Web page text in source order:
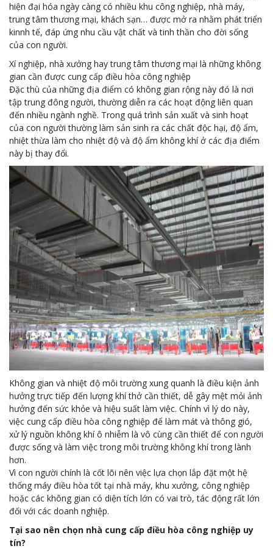
hiện đại hóa ngày càng có nhiều khu công nghiệp, nhà máy,
trung tâm thương mại, khách sạn… được mở ra nhằm phát triển
kinnh tế, đáp ứng nhu cầu vật chất và tinh thần cho đời sống
của con người.
Xí nghiệp, nhà xưởng hay trung tâm thương mại là những không
gian cần được cung cấp điều hòa công nghiệp
Đặc thù của những địa điểm có không gian rộng này đó là nơi
tập trung đông người, thường diễn ra các hoạt động liên quan
đến nhiều ngành nghề. Trong quá trình sản xuất và sinh hoạt
của con người thường làm sản sinh ra các chất độc hại, độ ẩm,
nhiệt thừa làm cho nhiệt độ và độ ẩm không khí ở các địa điểm
này bị thay đổi.
Không gian và nhiệt độ môi trường xung quanh là điều kiện ảnh
hưởng trực tiếp đến lượng khí thở cần thiết, dễ gây mệt mỏi ảnh
hưởng đến sức khỏe và hiệu suất làm việc. Chính vì lý do này,
việc cung cấp điều hòa công nghiệp để làm mát và thông gió,
xử lý nguồn không khí ô nhiễm là vô cùng cần thiết để con người
được sống và làm việc trong môi trường không khí trong lành
hơn.
Vì con người chính là cốt lõi nên việc lựa chọn lắp đặt một hệ
thống máy điều hòa tốt tại nhà máy, khu xưởng, công nghiệp
hoặc các không gian có diện tích lớn có vai trò, tác động rất lớn
đối với các doanh nghiệp.
Tại sao nên chọn nhà cung cấp điều hòa công nghiệp uy
tín?